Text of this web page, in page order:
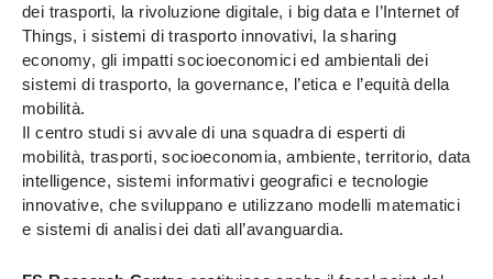
dei trasporti, la rivoluzione digitale, i big data e l’Internet of
Things, i sistemi di trasporto innovativi, la sharing
economy, gli impatti socioeconomici ed ambientali dei
sistemi di trasporto, la governance, l’etica e l’equità della
mobilità.
Il centro studi si avvale di una squadra di esperti di
mobilità, trasporti, socioeconomia, ambiente, territorio, data
intelligence, sistemi informativi geografici e tecnologie
innovative, che sviluppano e utilizzano modelli matematici
e sistemi di analisi dei dati all’avanguardia.